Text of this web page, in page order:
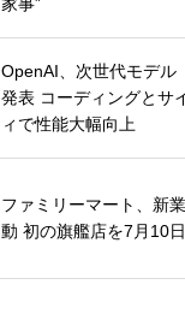
OpenAI、次世代モデル
発表 コーディングとサ
ィで性能大幅向上
ファミリーマート、新
動 初の旗艦店を7月10